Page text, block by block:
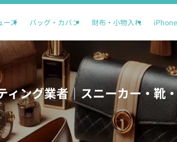
ーズ バッグ・カバン 財布・小物入れ
ィング業者｜スニーカー・靴